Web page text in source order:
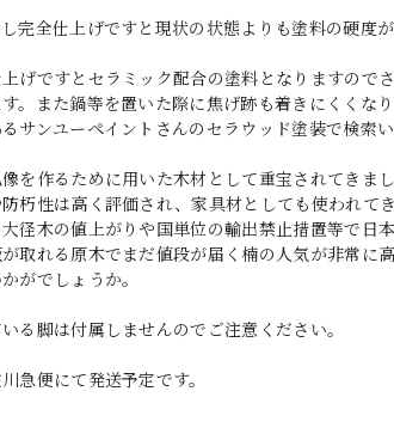
完全仕上げですと現状の状態よりも塗料の硬度
げですとセラミック配合の塗料となりますので
。また鍋等を置いた際に焦げ跡も着きにくくなり
サンユーペイントさんのセラウッド塗装で検索
を作るために用いた木材として重宝されてきまし
朽性は高く評価され、家具材としても使われて
径木の値上がりや国単位の輸出禁止措置等で日
取れる原木でまだ値段が届く楠の人気が非常に高
がでしょうか。
る脚は付属しませんのでご注意ください。
急便にて発送予定です。